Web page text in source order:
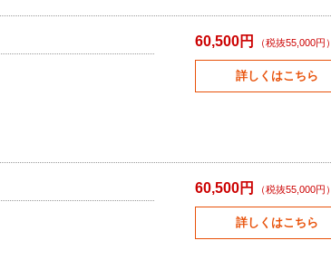
60,500円 （税抜55,000円）
詳しくはこちら
60,500円 （税抜55,000円）
詳しくはこちら